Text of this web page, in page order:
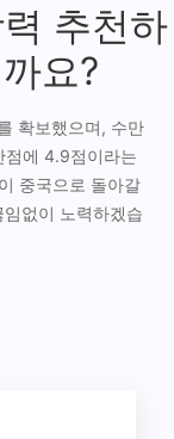
추천하
요?
확보했으며, 수만
점에 4.9점이라는
중국으로 돌아갈
없이 노력하겠습